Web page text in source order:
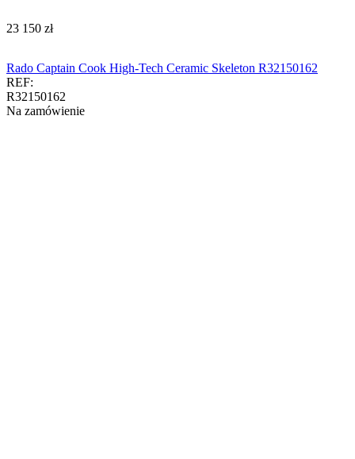
‍23 150‍ zł
Rado Captain Cook High-Tech Ceramic Skeleton R32150162
REF:
R32150162
Na zamówienie